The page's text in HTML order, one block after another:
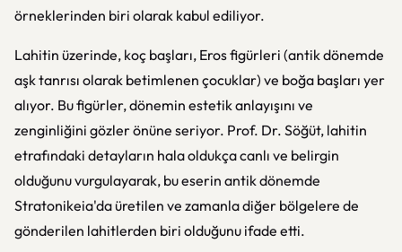
örneklerinden biri olarak kabul ediliyor.
Lahitin üzerinde, koç başları, Eros figürleri (antik dönemde
aşk tanrısı olarak betimlenen çocuklar) ve boğa başları yer
alıyor. Bu figürler, dönemin estetik anlayışını ve
zenginliğini gözler önüne seriyor. Prof. Dr. Söğüt, lahitin
etrafındaki detayların hala oldukça canlı ve belirgin
olduğunu vurgulayarak, bu eserin antik dönemde
Stratonikeia'da üretilen ve zamanla diğer bölgelere de
gönderilen lahitlerden biri olduğunu ifade etti.